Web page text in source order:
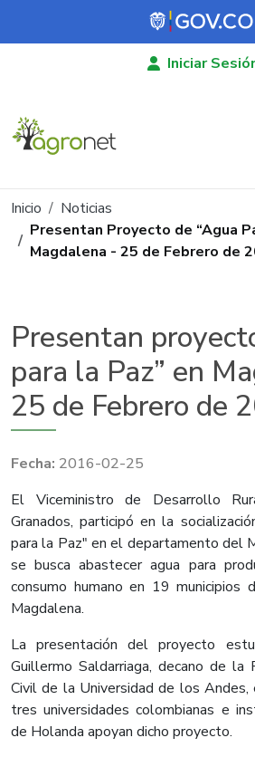
Pasar al contenido principal
Iniciar
Ruta de navegación
Inicio
Noticias
Presentan Proyecto de “Agua
Magdalena - 25 de Febrero de
Presentan
para la Paz” en
25 de Febrero de
2016-02-25
El Viceministro de Desarrollo
Granados, participó en la
para la Paz" en el departamento del
se busca abastecer agua para
consumo humano en 19 municipios
Magdalena.
La presentación del proyecto
Guillermo Saldarriaga, decano de la
Civil de la Universidad de los
tres universidades colombianas e
de Holanda apoyan dicho proyecto.